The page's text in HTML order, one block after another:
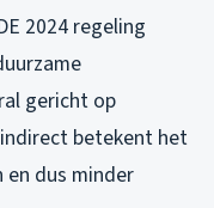
2024 regeling
gericht op
betekent het
dus minder